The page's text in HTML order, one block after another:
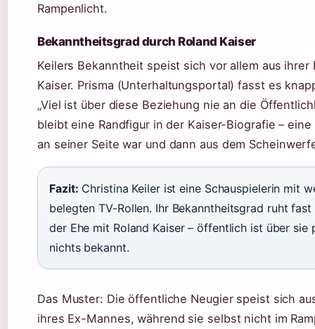
Rampenlicht.
Bekanntheitsgrad durch Roland Kaiser
Keilers Bekanntheit speist sich vor allem aus ihrer
Kaiser. Prisma (Unterhaltungsportal) fasst es
„Viel ist über diese Beziehung nie an die
bleibt eine Randfigur in der Kaiser-Biografie – eine
an seiner Seite war und dann aus dem
Fazit: Christina Keiler ist eine Schauspielerin mit
belegten TV-Rollen. Ihr Bekanntheitsgrad ruht
der Ehe mit Roland Kaiser – öffentlich ist über sie
nichts bekannt.
Das Muster: Die öffentliche Neugier speist sich
ihres Ex-Mannes, während sie selbst nicht im